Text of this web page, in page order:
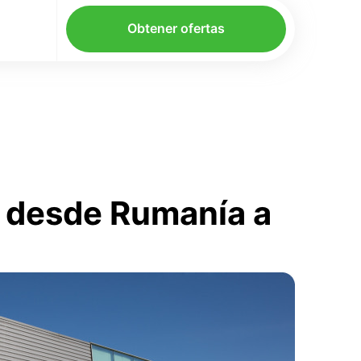
Obtener ofertas
Rumanía a